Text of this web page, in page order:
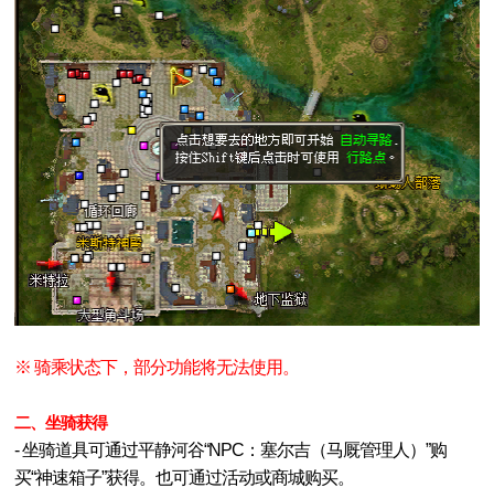
※ 骑乘状态下，部分功能将无法使用。
二、坐骑获得
- 坐骑道具可通过平静河谷“NPC：塞尔吉（马厩管理人）”购
买“神速箱子”获得。也可通过活动或商城购买。